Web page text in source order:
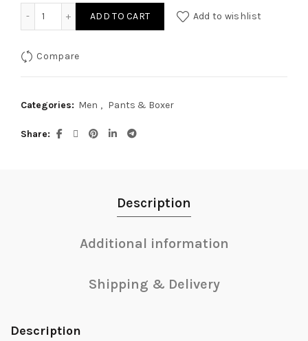
ADD TO CART Add to wishlist
Compare
Categories: Men , Pants & Boxer
Share
Description
Additional information
Shipping & Delivery
Description